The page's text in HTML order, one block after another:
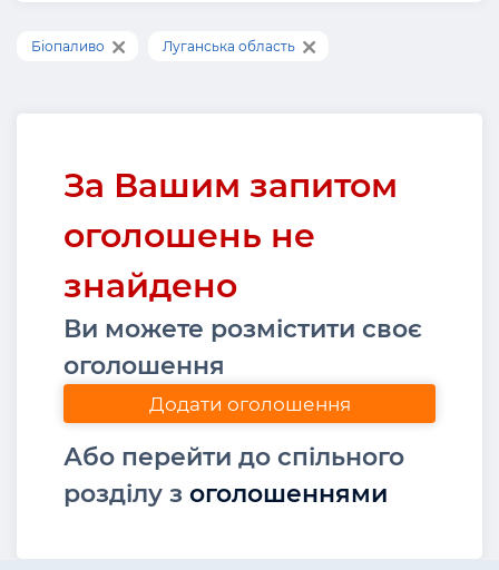
Біопаливо Луганська область
За Вашим запитом
оголошень не
знайдено
Ви можете розмістити своє
оголошення
Додати оголошення
Або перейти до спільного
розділу з оголошеннями